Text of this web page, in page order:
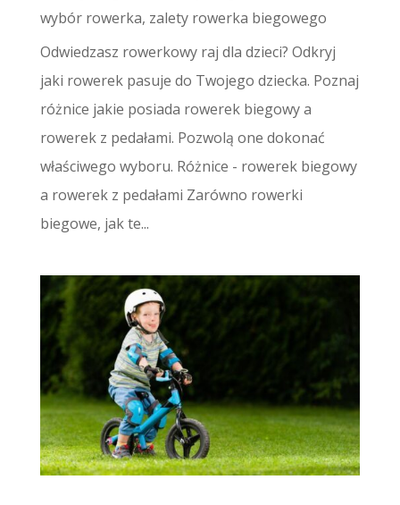
wybór rowerka, zalety rowerka biegowego
Odwiedzasz rowerkowy raj dla dzieci? Odkryj
jaki rowerek pasuje do Twojego dziecka. Poznaj
różnice jakie posiada rowerek biegowy a
rowerek z pedałami. Pozwolą one dokonać
właściwego wyboru. Różnice - rowerek biegowy
a rowerek z pedałami Zarówno rowerki
biegowe, jak te...